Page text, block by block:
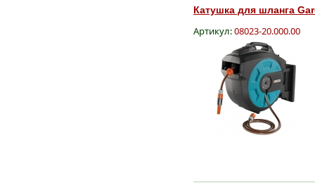
Катушка для шланга
Артикул:08023-20.000.00